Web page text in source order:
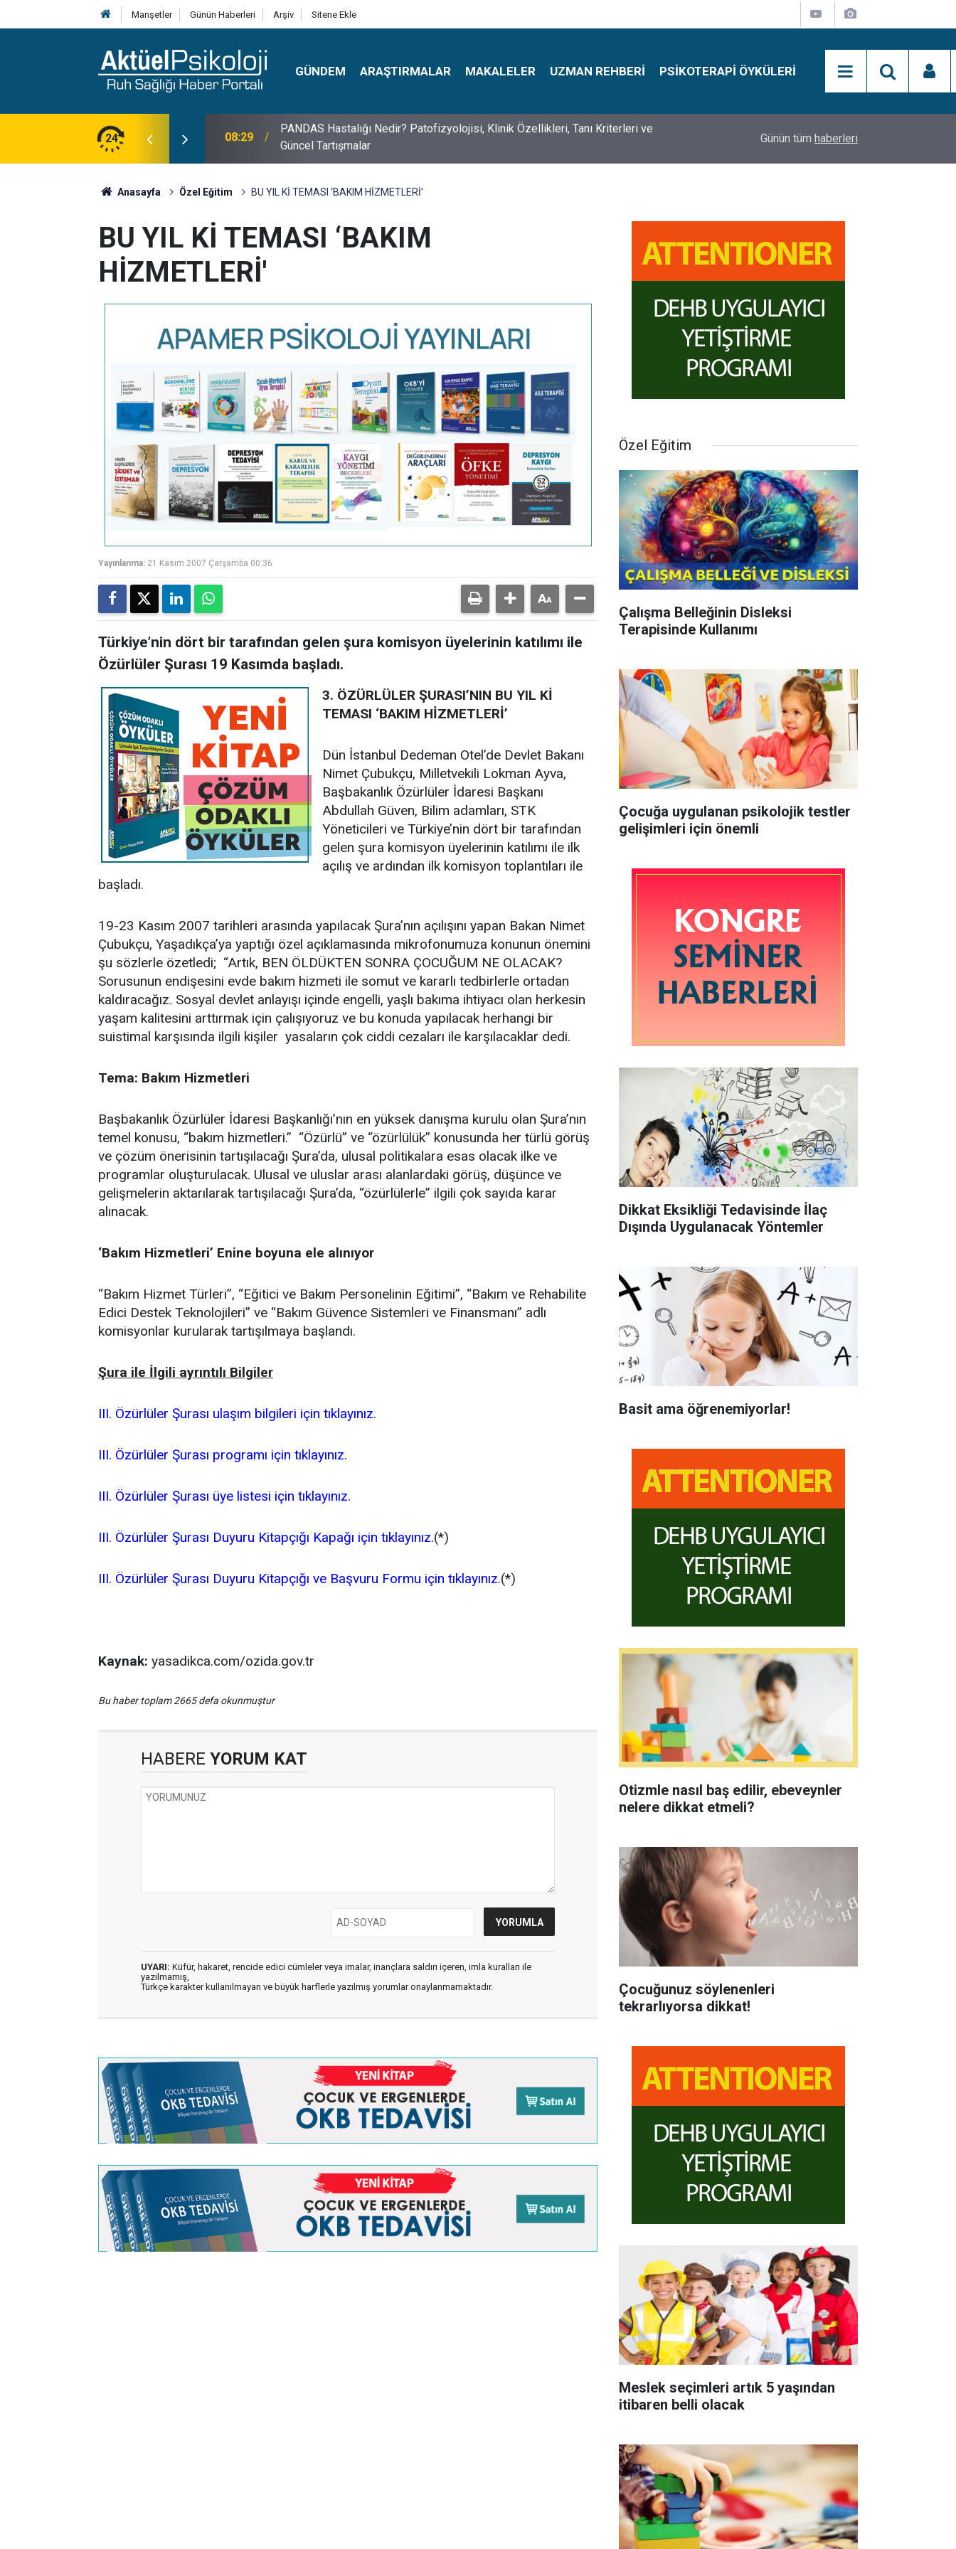
Manşetler Günün Haberleri Arşiv Sitene Ekle
GÜNDEM ARAŞTIRMALAR MAKALELER UZMAN REHBERI PSIKOTERAPI ÖYKÜLERI
24
Klinik Özellikleri, Tanı Kriterleri ve
10:30 10 Mayıs Psikologlar Günü Nasıl Ortaya Çıktı? 10 Mayıs Tarihinin Hikayesi Simon Says Dikkat Programı Nedir?
Günün tüm haberleri
Anasayfa Özel Eğitim BU YIL Kİ TEMASI ‘BAKIM HİZMETLERİ'
BU YIL Kİ TEMASI ‘BAKIM
HİZMETLERİ'
Yayınlanma: 21 Kasım 2007 Çarşamba 00:36
Türkiye’nin dört bir tarafından gelen şura komisyon üyelerinin katılımı ile
Özürlüler Şurası 19 Kasımda başladı.
3. ÖZÜRLÜLER ŞURASI’NIN BU YIL Kİ
TEMASI ‘BAKIM HİZMETLERİ’
Dün İstanbul Dedeman Otel’de Devlet Bakanı
Nimet Çubukçu, Milletvekili Lokman Ayva,
Başbakanlık Özürlüler İdaresi Başkanı
Abdullah Güven, Bilim adamları, STK
Yöneticileri ve Türkiye’nin dört bir tarafından
gelen şura komisyon üyelerinin katılımı ile ilk
açılış ve ardından ilk komisyon toplantıları ile
başladı.
19-23 Kasım 2007 tarihleri arasında yapılacak Şura’nın açılışını yapan Bakan Nimet
Çubukçu, Yaşadıkça’ya yaptığı özel açıklamasında mikrofonumuza konunun önemini
şu sözlerle özetledi; “Artık, BEN ÖLDÜKTEN SONRA ÇOCUĞUM NE OLACAK?
Sorusunun endişesini evde bakım hizmeti ile somut ve kararlı tedbirlerle ortadan
kaldıracağız. Sosyal devlet anlayışı içinde engelli, yaşlı bakıma ihtiyacı olan herkesin
yaşam kalitesini arttırmak için çalışıyoruz ve bu konuda yapılacak herhangi bir
suistimal karşısında ilgili kişiler yasaların çok ciddi cezaları ile karşılacaklar dedi.
Tema: Bakım Hizmetleri
Başbakanlık Özürlüler İdaresi Başkanlığı’nın en yüksek danışma kurulu olan Şura’nın
temel konusu, “bakım hizmetleri.” “Özürlü” ve “özürlülük” konusunda her türlü görüş
ve çözüm önerisinin tartışılacağı Şura’da, ulusal politikalara esas olacak ilke ve
programlar oluşturulacak. Ulusal ve uluslar arası alanlardaki görüş, düşünce ve
gelişmelerin aktarılarak tartışılacağı Şura’da, “özürlülerle” ilgili çok sayıda karar
alınacak.
‘Bakım Hizmetleri’ Enine boyuna ele alınıyor
“Bakım Hizmet Türleri”, “Eğitici ve Bakım Personelinin Eğitimi”, “Bakım ve Rehabilite
Edici Destek Teknolojileri” ve “Bakım Güvence Sistemleri ve Finansmanı” adlı
komisyonlar kurularak tartışılmaya başlandı.
Şura ile İlgili ayrıntılı Bilgiler
III. Özürlüler Şurası ulaşım bilgileri için tıklayınız.
III. Özürlüler Şurası programı için tıklayınız.
III. Özürlüler Şurası üye listesi için tıklayınız.
III. Özürlüler Şurası Duyuru Kitapçığı Kapağı için tıklayınız.(*)
III. Özürlüler Şurası Duyuru Kitapçığı ve Başvuru Formu için tıklayınız.(*)
Kaynak: yasadikca.com/ozida.gov.tr
Bu haber toplam 2665 defa okunmuştur
HABERE YORUM KAT
UYARI: Küfür, hakaret, rencide edici cümleler veya imalar, inançlara saldırı içeren, imla kuralları ile
yazılmamış,
Türkçe karakter kullanılmayan ve büyük harflerle yazılmış yorumlar onaylanmamaktadır.
Özel Eğitim
Çalışma Belleğinin Disleksi
Terapisinde Kullanımı
Çocuğa uygulanan psikolojik testler
gelişimleri için önemli
Dikkat Eksikliği Tedavisinde İlaç
Dışında Uygulanacak Yöntemler
Basit ama öğrenemiyorlar!
Otizmle nasıl baş edilir, ebeveynler
nelere dikkat etmeli?
Çocuğunuz söylenenleri
tekrarlıyorsa dikkat!
Meslek seçimleri artık 5 yaşından
itibaren belli olacak